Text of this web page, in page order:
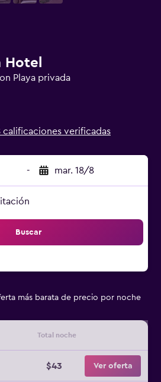
Hotel
Playa privada
calificaciones verificadas
- mar. 18/8
Buscar
más barata de precio por noche
Total noche
$43 Ver oferta